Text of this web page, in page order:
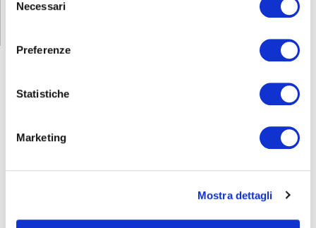
delNecessari
Preferenze
Statistiche
Marketing
Mostra dettagli
AZIENDE